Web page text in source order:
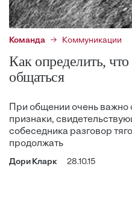
Команда Коммуникации
Как определить,
общаться
При общении очень
признаки,
собеседника разговор
продолжать
Дори Кларк 28.10.15